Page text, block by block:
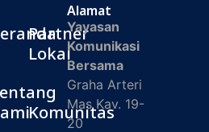
Partner
Lokal
Komunitas
Alamat
Yayasan
Komunikasi
Bersama
Graha Arteri
Mas Kav. 19-
20